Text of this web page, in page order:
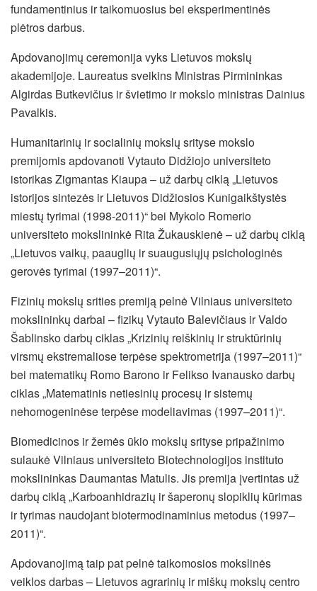
fundamentinius ir taikomuosius bei eksperimentinės
plėtros darbus.
Apdovanojimų ceremonija vyks Lietuvos mokslų
akademijoje. Laureatus sveikins Ministras Pirmininkas
Algirdas Butkevičius ir švietimo ir mokslo ministras Dainius
Pavalkis.
Humanitarinių ir socialinių mokslų srityse mokslo
premijomis apdovanoti Vytauto Didžiojo universiteto
istorikas Zigmantas Kiaupa – už darbų ciklą „Lietuvos
istorijos sintezės ir Lietuvos Didžiosios Kunigaikštystės
miestų tyrimai (1998-2011)“ bei Mykolo Romerio
universiteto mokslininkė Rita Žukauskienė – už darbų ciklą
„Lietuvos vaikų, paauglių ir suaugusiųjų psichologinės
gerovės tyrimai (1997–2011)“.
Fizinių mokslų srities premiją pelnė Vilniaus universiteto
mokslininkų darbai – fizikų Vytauto Balevičiaus ir Valdo
Šablinsko darbų ciklas „Krizinių reiškinių ir struktūrinių
virsmų ekstremaliose terpėse spektrometrija (1997–2011)“
bei matematikų Romo Barono ir Felikso Ivanausko darbų
ciklas „Matematinis netiesinių procesų ir sistemų
nehomogeninėse terpėse modeliavimas (1997–2011)“.
Biomedicinos ir žemės ūkio mokslų srityse pripažinimo
sulaukė Vilniaus universiteto Biotechnologijos instituto
mokslininkas Daumantas Matulis. Jis premija įvertintas už
darbų ciklą „Karboanhidrazių ir šaperonų slopiklių kūrimas
ir tyrimas naudojant biotermodinaminius metodus (1997–
2011)“.
Apdovanojimą taip pat pelnė taikomosios mokslinės
veiklos darbas – Lietuvos agrarinių ir miškų mokslų centro